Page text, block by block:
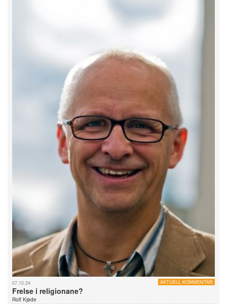
07.10.24 AKTUELL KOMMENTAR
Frelse i religionane?
Rolf Kjøde